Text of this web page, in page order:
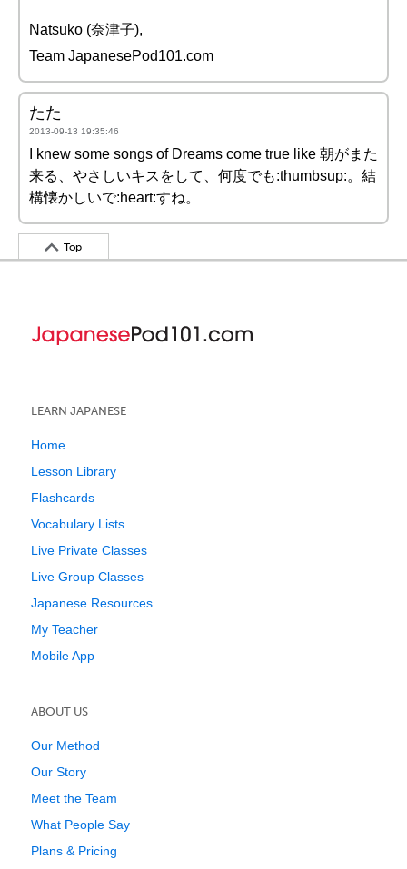
Natsuko (奈津子),
Team JapanesePod101.com
たた
2013-09-13 19:35:46
I knew some songs of Dreams come true like 朝がまた
来る、やさしいキスをして、何度でも:thumbsup:。結
構懐かしいで:heart:すね。
Top
LEARN JAPANESE
Home
Lesson Library
Flashcards
Vocabulary Lists
Live Private Classes
Live Group Classes
Japanese Resources
My Teacher
Mobile App
ABOUT US
Our Method
Our Story
Meet the Team
What People Say
Plans & Pricing